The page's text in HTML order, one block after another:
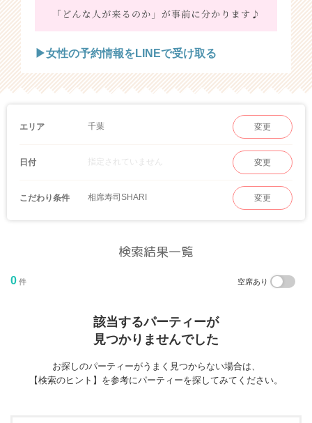
▶女性の予約情報をLINEで受け取る
エリア 千葉 変更
日付 指定されていません 変更
こだわり条件 相席寿司SHARI 変更
検索結果一覧
0 件 空席あり
該当するパーティーが
見つかりませんでした
お探しのパーティーがうまく見つからない場合は、
【検索のヒント】を参考にパーティーを探してみてください。